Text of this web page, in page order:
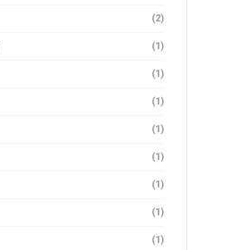
(2)
(1)
(1)
(1)
(1)
(1)
(1)
(1)
(1)